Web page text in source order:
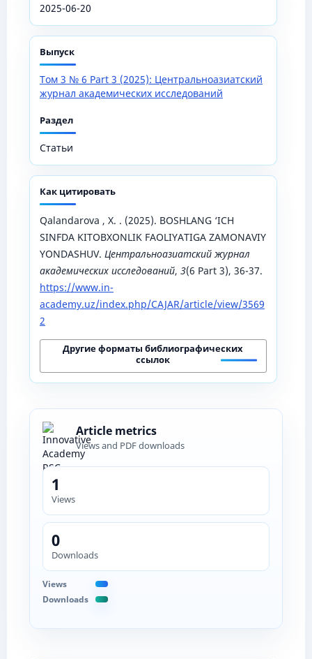
2025-06-20
Выпуск
Том 3 № 6 Part 3 (2025): Центральноазиатский
журнал академических исследований
Раздел
Статьи
Как цитировать
Qalandarova , X. . (2025). BOSHLANG ‘ICH
SINFDA KITOBXONLIK FAOLIYATIGA ZAMONAVIY
YONDASHUV. Центральноазиатский журнал
академических исследований, 3(6 Part 3), 36-37.
https://www.in-
academy.uz/index.php/CAJAR/article/view/3569
2
Другие форматы библиографических
ссылок
Article metrics
Views and PDF downloads
1
Views
0
Downloads
Views
Downloads